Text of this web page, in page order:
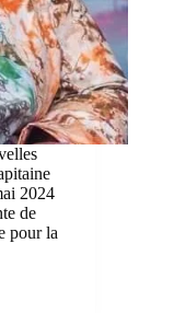
2024
de
pour la